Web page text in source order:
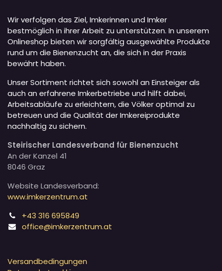
Wir verfolgen das Ziel, Imkerinnen und Imker
bestmöglich in ihrer Arbeit zu unterstützen. In unserem
Onlineshop bieten wir sorgfältig ausgewählte Produkte
rund um die Bienenzucht an, die sich in der Praxis
bewährt haben.
Unser Sortiment richtet sich sowohl an Einsteiger als
auch an erfahrene Imkerbetriebe und hilft dabei,
Arbeitsabläufe zu erleichtern, die Völker optimal zu
betreuen und die Qualität der Imkereiprodukte
nachhaltig zu sichern.
Steirischer Landesverband für Bienenzucht
An der Kanzel 41
8046 Graz
Website Landesverband:
www.imkerzentrum.at
+43 316 695849
office@imkerzentrum.at
Versandbedingungen